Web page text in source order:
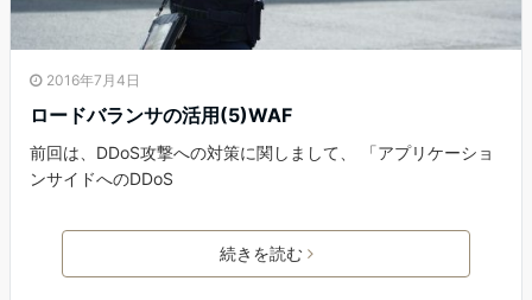
2016年7月4日
ロードバランサの活用(5)WAF
前回は、DDoS攻撃への対策に関しまして、 「アプリケーショ
ンサイドへのDDoS
続きを読む